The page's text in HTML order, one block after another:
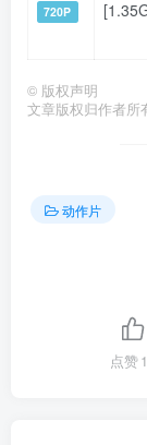
720P
© 版权声明
文章版权归作者所
动作片
点赞